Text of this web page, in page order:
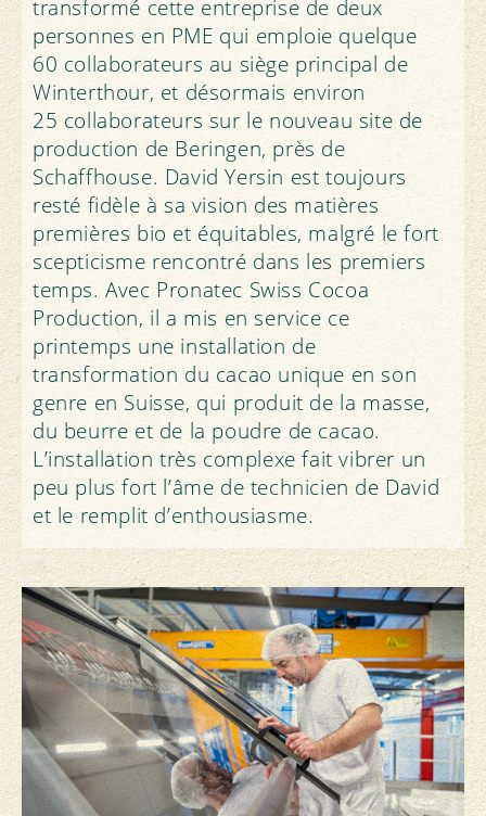
transformé cette entreprise de deux
personnes en PME qui emploie quelque
60 collaborateurs au siège principal de
Winterthour, et désormais environ
25 collaborateurs sur le nouveau site de
production de Beringen, près de
Schaffhouse. David Yersin est toujours
resté fidèle à sa vision des matières
premières bio et équitables, malgré le fort
scepticisme rencontré dans les premiers
temps. Avec Pronatec Swiss Cocoa
Production, il a mis en service ce
printemps une installation de
transformation du cacao unique en son
genre en Suisse, qui produit de la masse,
du beurre et de la poudre de cacao.
L’installation très complexe fait vibrer un
peu plus fort l’âme de technicien de David
et le remplit d’enthousiasme.